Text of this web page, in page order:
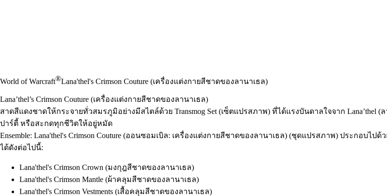
World of Warcraft®Lana'thel's Crimson Couture (เครื่องแต่งกายสีชาดของลานาเธล)
Lana’thel’s Crimson Couture (เครื่องแต่งกายสีชาดของลานาเธล)
สาดสีแดงชาดให้กระจายทั่วสมรภูมิอย่างมีสไตล์ด้วย Transmog Set (เซ็ตแปรสภาพ) ที่ได้แรงบันดาลใจจาก Lana’thel (
ปาร์ตี้ หรือสะกดทุกชีวิตให้อยู่หมัด
Ensemble: Lana'thel's Crimson Couture (ออนซอมเบิล: เครื่องแต่งกายสีชาดของลานาเธล) (ชุดแปรสภาพ) ประกอบไ
ได้ดังต่อไปนี้:
Lana'thel's Crimson Crown (มงกุฎสีชาดของลานาเธล)
Lana'thel's Crimson Mantle (ผ้าคลุมสีชาดของลานาเธล)
Lana'thel's Crimson Vestments (เสื้อคลุมสีชาดของลานาเธล)